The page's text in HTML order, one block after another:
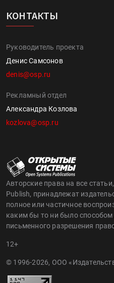
КОНТАКТЫ
Руководитель проекта
Денис Самсонов
denis@osp.ru
Рекламный отдел
Александра Козлова
kozlova@osp.ru
Авторские права на все
Publish, принадлежат
полное или частичное
каким бы то ни было способом
письменного разрешения
12+
© 1996-2026, ООО